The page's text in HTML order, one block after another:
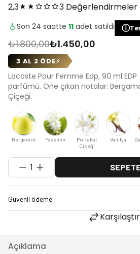
2,3 3 Değerlendirmeler
Son 24 saatte 11 adet satıldı ⓘ
₺1.800,00₺1.450,00
3 AL 2 ÖDE⚡
Lacoste Pour Femme Edp, 90 ml
parfümü. Öne çıkan notalar:
Çiçeği.
Bergamot Yasemin
Portakal
Çiçeği
Vanilya
1
Karşılaştır
Açıklama